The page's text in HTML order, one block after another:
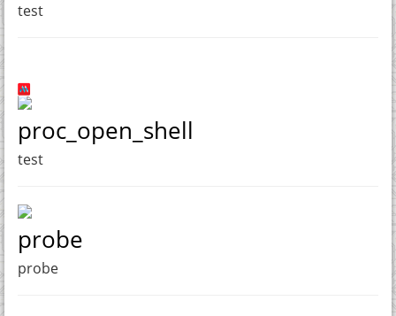
test
proc_open_shell
test
probe
probe